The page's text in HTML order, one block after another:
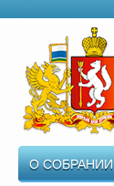
О СОБРАНИИ